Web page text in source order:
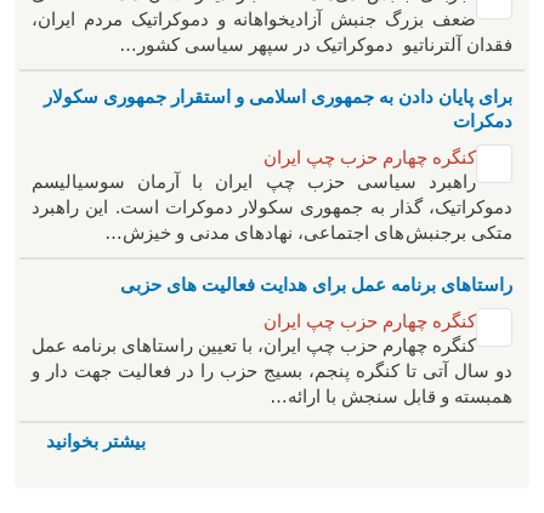
ضعف بزرگ جنبش آزادیخواهانه و دموکراتیک مردم ایران،
فقدان آلترناتیو دموکراتیک در سپهر سیاسی کشور…
برای پایان دادن به جمهوری اسلامی و استقرار جمهوری سکولار
دمکرات
کنگره چهارم حزب چپ ایران
راهبرد سياسی حزب چپ ایران با آرمان سوسیالیسم
دموکراتیک، گذار به جمهوری سکولار دموکرات است. این راهبرد
متکی برجنبش های اجتماعی، نهادهای مدنی و خیزش‌…
راستاهای برنامه عمل برای هدایت فعالیت های حزبی
کنگره چهارم حزب چپ ایران
کنگره چهارم حزب چپ ایران، با تعیین راستاهای برنامه عمل
دو سال آتی تا کنگره پنجم، بسیج حزب را در فعالیت جهت دار و
همبسته و قابل سنجش با ارائه…
بیشتر بخوانید